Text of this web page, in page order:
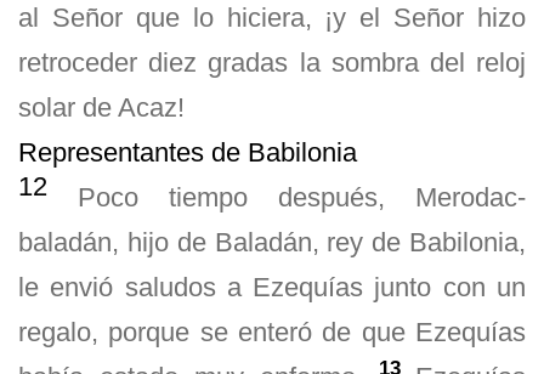
al Señor que lo hiciera, ¡y el Señor hizo
retroceder diez gradas la sombra del reloj
solar de Acaz!
Representantes de Babilonia
12 Poco tiempo después, Merodac-
baladán, hijo de Baladán, rey de Babilonia,
le envió saludos a Ezequías junto con un
regalo, porque se enteró de que Ezequías
13